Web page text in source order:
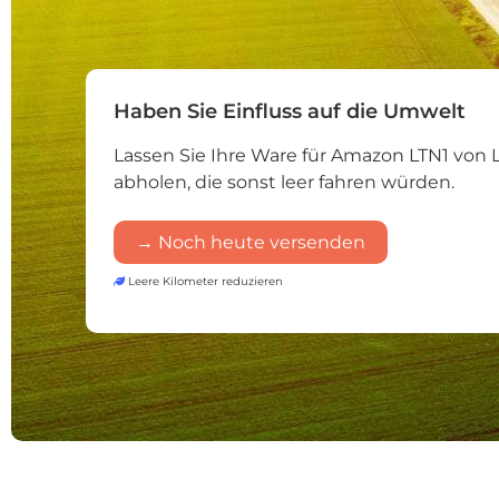
Haben Sie Einfluss auf die Umwelt
Lassen Sie Ihre Ware für Amazon LTN1 von
abholen, die sonst leer fahren würden.
→ Noch heute versenden
Leere Kilometer reduzieren